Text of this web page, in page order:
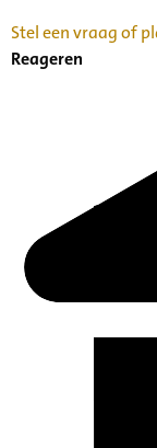
Stel een vraag of
Reageren